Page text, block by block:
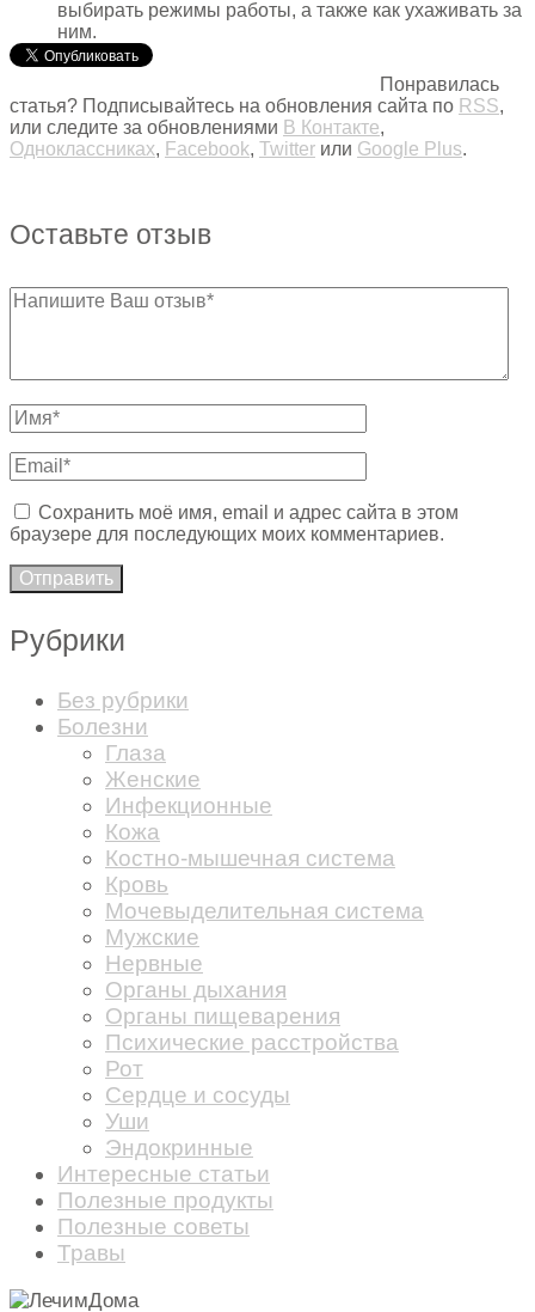
выбирать режимы работы, а также как ухаживать за
ним.
Понравилась
статья? Подписывайтесь на обновления сайта по RSS,
или следите за обновлениями В Контакте,
Одноклассниках, Facebook, Twitter или Google Plus.
Оставьте отзыв
Сохранить моё имя, email и адрес сайта в этом
браузере для последующих моих комментариев.
Рубрики
Без рубрики
Болезни
Глаза
Женские
Инфекционные
Кожа
Костно-мышечная система
Кровь
Мочевыделительная система
Мужские
Нервные
Органы дыхания
Органы пищеварения
Психические расстройства
Рот
Сердце и сосуды
Уши
Эндокринные
Интересные статьи
Полезные продукты
Полезные советы
Травы